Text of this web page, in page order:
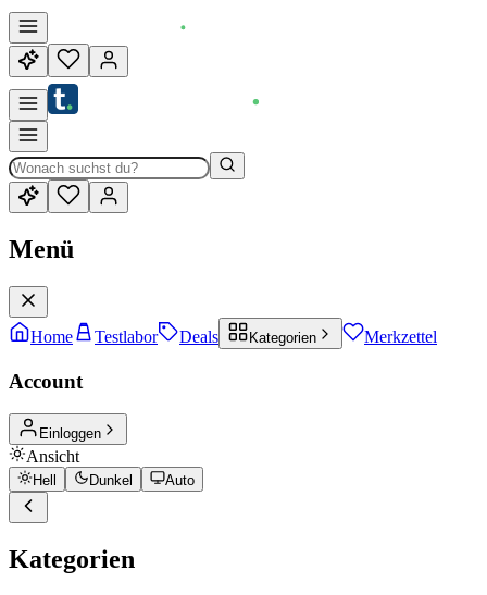
Menü
Home Testlabor Deals Kategorien Merkzettel
Account
Einloggen
Ansicht
Hell Dunkel Auto
Kategorien